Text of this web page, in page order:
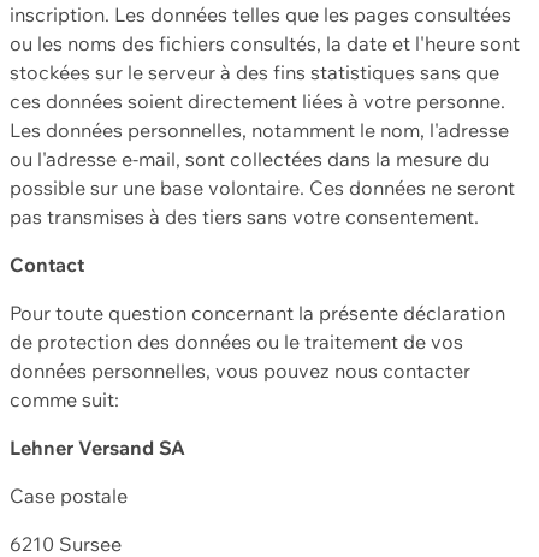
inscription. Les données telles que les pages consultées
ou les noms des fichiers consultés, la date et l'heure sont
stockées sur le serveur à des fins statistiques sans que
ces données soient directement liées à votre personne.
Les données personnelles, notamment le nom, l'adresse
ou l'adresse e-mail, sont collectées dans la mesure du
possible sur une base volontaire. Ces données ne seront
pas transmises à des tiers sans votre consentement.
Contact
Pour toute question concernant la présente déclaration
de protection des données ou le traitement de vos
données personnelles, vous pouvez nous contacter
comme suit:
Lehner Versand SA
Case postale
6210 Sursee